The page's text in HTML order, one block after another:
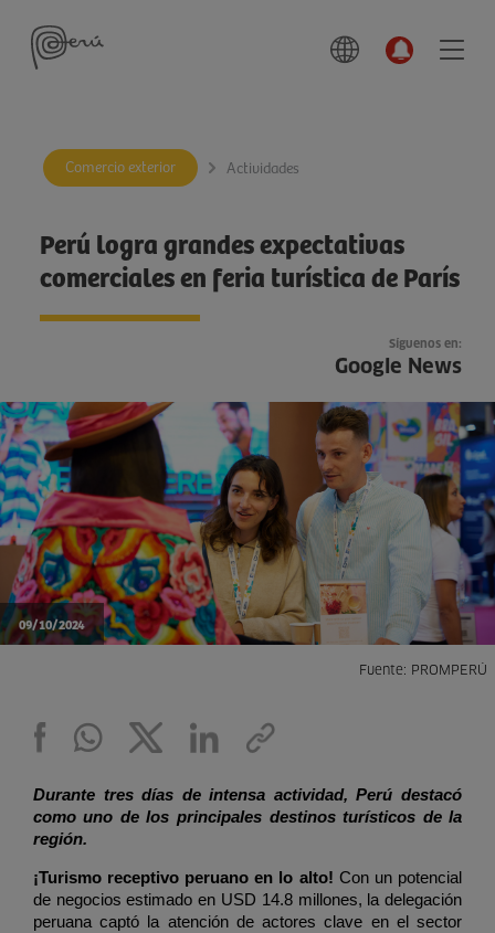
Comercio exterior Actividades
Perú logra grandes expectativas
comerciales en feria turística de París
Síguenos en:
Google News
09/10/2024
Fuente: PROMPERÚ
Durante tres días de intensa actividad, Perú destacó
como uno de los principales destinos turísticos de la
región.
¡Turismo receptivo peruano en lo alto! Con un potencial
de negocios estimado en USD 14.8 millones, la delegación
peruana captó la atención de actores clave en el sector